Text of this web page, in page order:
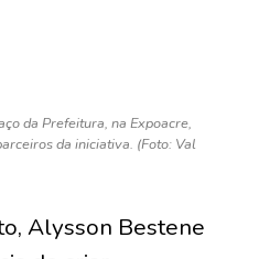
da Prefeitura, na Expoacre,
da iniciativa. (Foto: Val
Alysson Bestene